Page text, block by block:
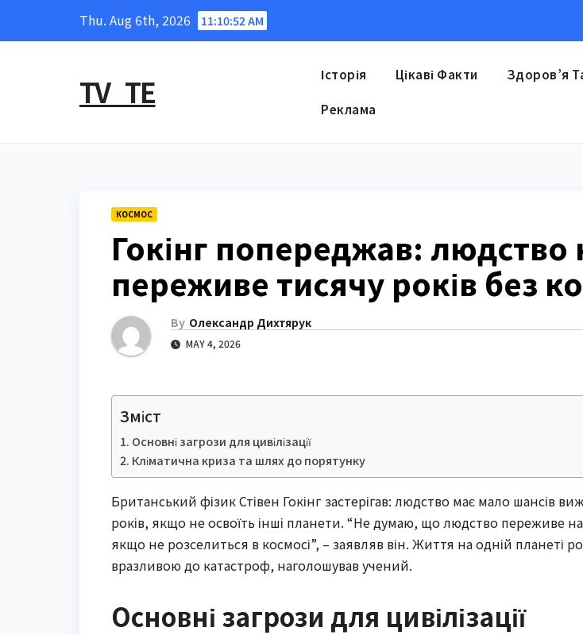
Thu. Aug 6th, 2026 11:10:53 AM
TV_TE Історія Цікаві Факти Здоров’я
Реклама
КОСМОС
Гокінг попереджав: людство
переживе тисячу років без
By Олександр Дихтярук
MAY 4, 2026
Зміст
Основні загрози для цивілізації
Кліматична криза та шлях до порятунку
Британський фізик Стівен Гокінг застерігав: людство має мало шансів
років, якщо не освоїть інші планети. “Не думаю, що людство переживе
якщо не розселиться в космосі”, – заявляв він. Життя на одній планеті
вразливою до катастроф, наголошував учений.
Основні загрози для цивілізації